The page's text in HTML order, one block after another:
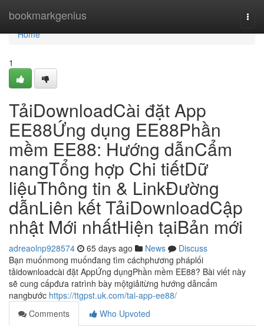
bookmarkgenius
Home
Home
1
TảiDownloadCài đặt App
EE88Ứng dụng EE88Phần
mềm EE88: Hướng dẫnCẩm
nangTổng hợp Chi tiếtDữ
liệuThông tin & LinkĐường
dẫnLiên kết TảiDownloadCập
nhật Mới nhấtHiện tạiBản mới
adreaolnp928574 65 days ago News
Discuss
Bạn muốnmong muốnđang tìm cáchphương pháplối
tảidownloadcài đặt AppỨng dụngPhần mềm EE88? Bài viết này
sẽ cung cấpđưa ratrình bày mộtgiảitừng hướng dẫncẩm
nangbước https://ttgpst.uk.com/tai-app-ee88/
Comments
Who Upvoted